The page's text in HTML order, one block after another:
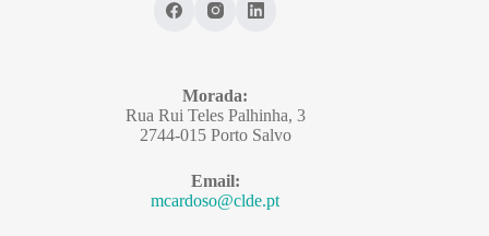
Morada:
Rua Rui Teles Palhinha, 3
2744-015 Porto Salvo
Email:
mcardoso@clde.pt